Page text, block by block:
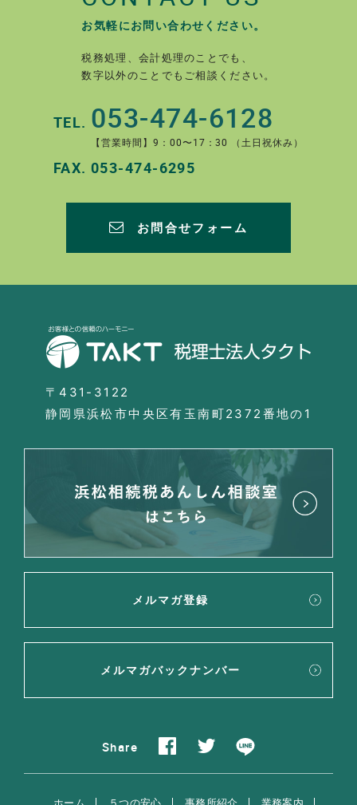
お気軽にお問い合わせください。
税務処理、会計処理のことでも、
数字以外のことでもご相談ください。
TEL. 053-474-6128
【営業時間】9：00〜17：30 （土日祝休み）
FAX. 053-474-6295
お問合せフォーム
〒431-3122
静岡県浜松市中央区有玉南町2372番地の1
メルマガ登録
メルマガバックナンバー
Share